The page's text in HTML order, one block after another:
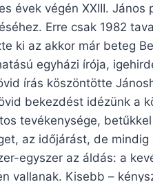
évek végén XXIII.
Erre csak 1982
ki az akkor már beteg
egyházi írója,
írás köszöntötte
bekezdést idézünk a
tevékenysége,
az időjárást, de
egyszer az áldás: a
vallanak. Kisebb –